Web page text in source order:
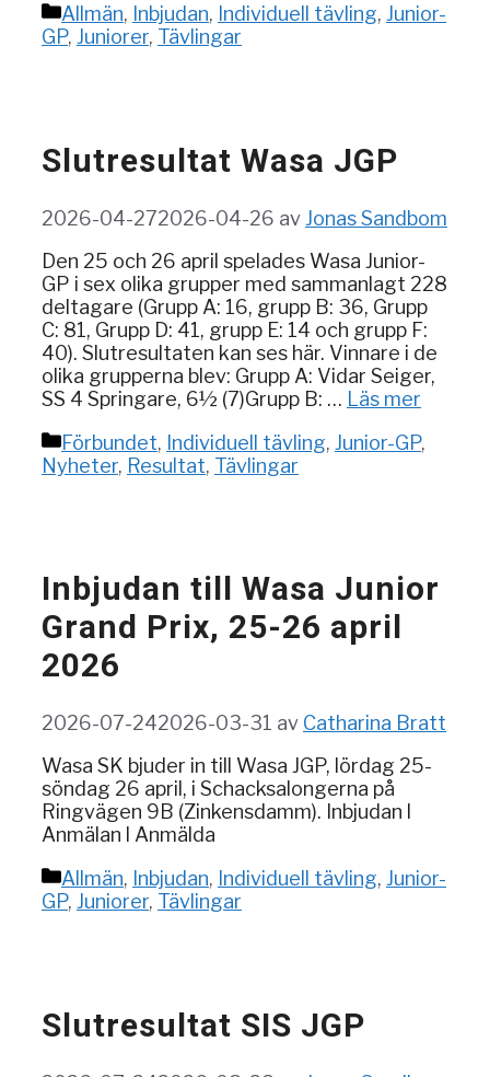
Kategorier
Allmän, Inbjudan, Individuell tävling, Junior-
GP, Juniorer, Tävlingar
Slutresultat Wasa JGP
2026-04-272026-04-26 avJonas Sandbom
Den 25 och 26 april spelades Wasa Junior-
GP i sex olika grupper med sammanlagt 228
deltagare (Grupp A: 16, grupp B: 36, Grupp
C: 81, Grupp D: 41, grupp E: 14 och grupp F:
40). Slutresultaten kan ses här. Vinnare i de
olika grupperna blev: Grupp A: Vidar Seiger,
SS 4 Springare, 6½ (7)Grupp B: … Läs mer
Kategorier
Förbundet, Individuell tävling, Junior-GP,
Nyheter, Resultat, Tävlingar
Inbjudan till Wasa Junior
Grand Prix, 25-26 april
2026
2026-07-242026-03-31 av Catharina Bratt
Wasa SK bjuder in till Wasa JGP, lördag 25-
söndag 26 april, i Schacksalongerna på
Ringvägen 9B (Zinkensdamm). Inbjudan l
Anmälan l Anmälda
Kategorier
Allmän, Inbjudan, Individuell tävling, Junior-
GP, Juniorer, Tävlingar
Slutresultat SIS JGP